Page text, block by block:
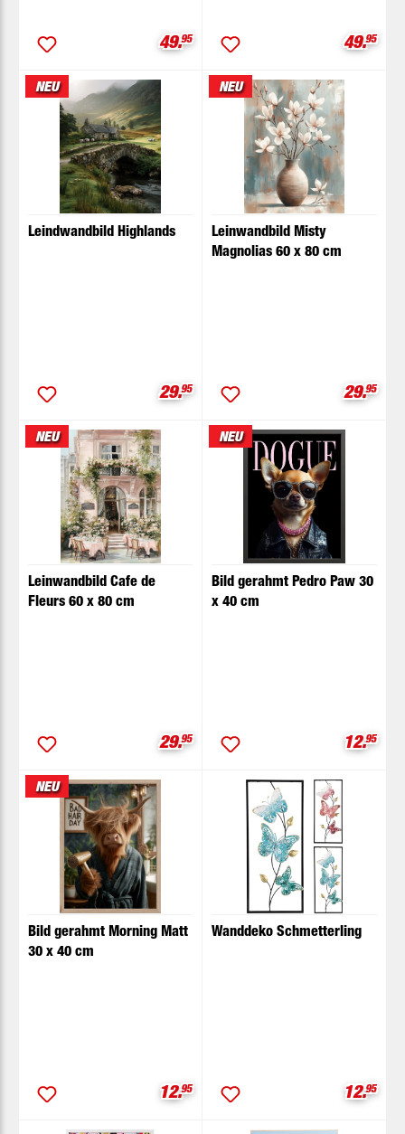
Verkaufspreis:
49.95 49.95
NEU
Leindwandbild Highlands
Verkaufspreis:
29.95
NEU
Leinwandbild Misty
Magnolias 60 x 80 cm
29.95
NEU
Leinwandbild Cafe de
Fleurs 60 x 80 cm
Verkaufspreis:
29.95
NEU
Bild gerahmt Pedro Paw 30
x 40 cm
12.95
NEU
Bild gerahmt Morning Matt
30 x 40 cm
Verkaufspreis:
12.95
Wanddeko Schmetterling
12.95